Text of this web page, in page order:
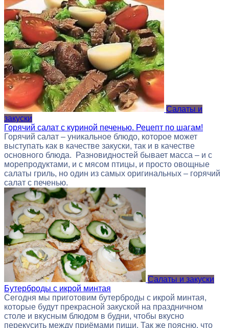
Салаты и
закуски
Горячий салат с куриной печенью. Рецепт по шагам!
Горячий салат – уникальное блюдо, которое может
выступать как в качестве закуски, так и в качестве
основного блюда. Разновидностей бывает масса – и с
морепродуктами, и с мясом птицы, и просто овощные
салаты гриль, но один из самых оригинальных – горячий
салат с печенью.
Салаты и закуски
Бутерброды с икрой минтая
Сегодня мы приготовим бутерброды с икрой минтая,
которые будут прекрасной закуской на праздничном
столе и вкусным блюдом в будни, чтобы вкусно
перекусить между приёмами пищи. Так же поясню, что